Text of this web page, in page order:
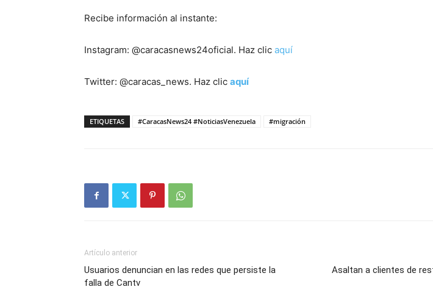
Recibe información al instante:
Instagram: @caracasnews24oficial. Haz clic aquí
Twitter: @caracas_news. Haz clic aquí
ETIQUETAS #CaracasNews24 #NoticiasVenezuela #migración
Artículo anterior
Usuarios denuncian en las redes que persiste la
falla de Cantv
Asaltan a clientes de